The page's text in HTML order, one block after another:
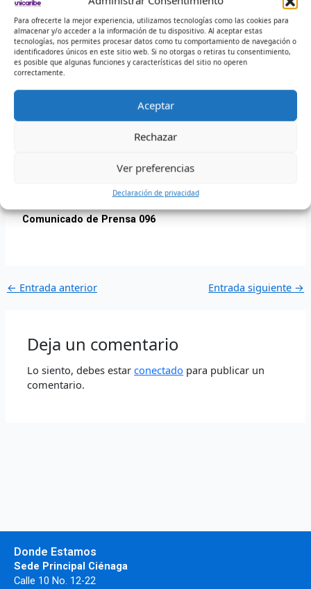
Para ofrecerte la mejor experiencia, utilizamos tecnologías como las cookies para
almacenar y/o acceder a la información de tu dispositivo. Al aceptar estas
tecnologías, nos permites procesar datos como tu comportamiento de navegación o
identificadores únicos en este sitio web. Si no otorgas o retiras tu consentimiento,
es posible que algunas funciones y características del sitio no operen
correctamente.
Aceptar
Rechazar
Ver preferencias
Declaración de privacidad
Proceso de Comunicación Institucional
comunicacion@unicaribe.edu.co
Comunicado de Prensa 096
← Entrada anterior Entrada siguiente →
Deja un comentario
Lo siento, debes estarconectado para publicar un
comentario.
Donde Estamos
Sede Principal Ciénaga
Calle 10 No. 12-22